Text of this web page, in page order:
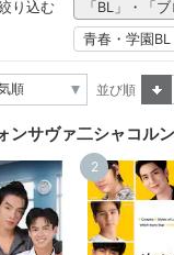
り込む 「BL」・「
青春・学園BL
並び順
ンサヴァ二シャコル
2